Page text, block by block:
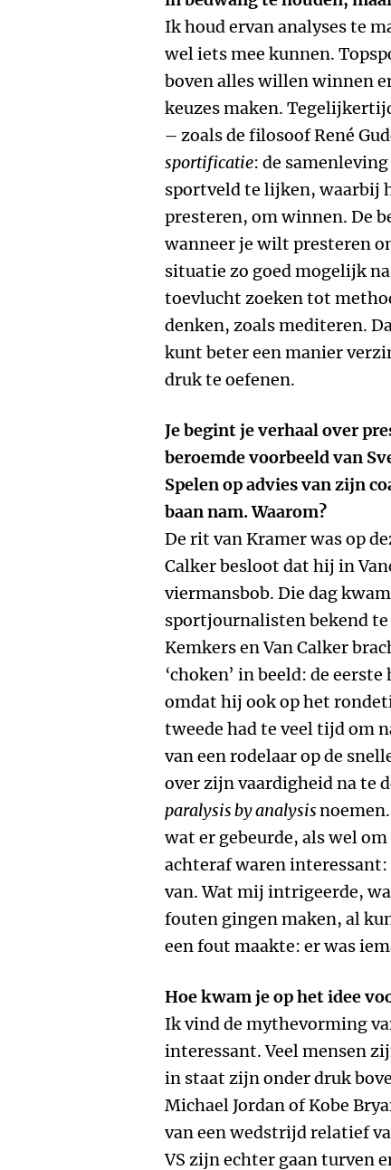
Ik houd ervan analyses te
wel iets mee kunnen.
boven alles willen winnen
keuzes maken.
– zoals de filosoof René
sportificatie: de
sportveld te lijken, waarbij
presteren, om winnen. De
wanneer je wilt presteren
situatie zo goed mogelijk
toevlucht zoeken tot
denken, zoals mediteren.
kunt beter een manier
druk te oefenen.
Je begint je verhaal over
beroemde voorbeeld van
Spelen op advies van zijn
baan nam. Waarom?
De rit van Kramer was op
Calker besloot dat hij in
viermansbob. Die dag
sportjournalisten bekend te
Kemkers en Van Calker
‘choken’ in beeld: de
omdat hij ook op het
tweede had te veel tijd om
van een rodelaar op de
over zijn vaardigheid na te
paralysis by analysis
wat er gebeurde, als wel
achteraf waren interessant:
van. Wat mij intrigeerde,
fouten gingen maken, al
een fout maakte: er was
Hoe kwam je op het idee
Ik vind de mythevorming
interessant. Veel mensen
in staat zijn onder druk
Michael Jordan of Kobe
van een wedstrijd relatief
VS zijn echter gaan turven